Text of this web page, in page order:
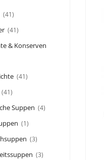
(41)
(41)
& Konserven
(41)
(41)
Suppen (4)
(1)
(3)
(3)